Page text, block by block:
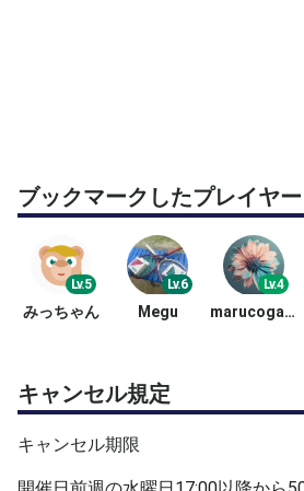
ブックマークしたプレイヤー
Lv.5
みっちゃん
Lv.6
Megu
Lv.4
marucoga☆
キャンセル規定
キャンセル期限